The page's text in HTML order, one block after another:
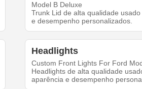
Model B Deluxe
Trunk Lid de alta qualidade
e desempenho personalizados.
Headlights
Custom Front Lights For Ford
Headlights de alta qualidade
aparência e desempenho